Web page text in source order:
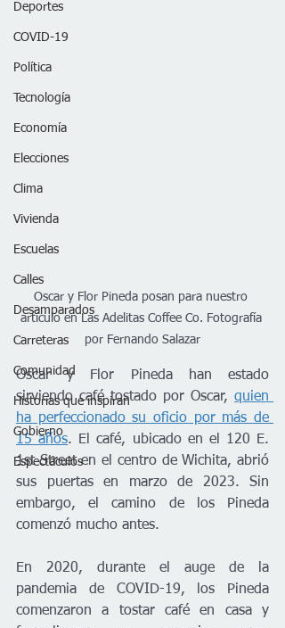
Deportes
COVID-19
Política
Tecnología
Economía
Elecciones
Clima
Vivienda
Escuelas
Calles
Desamparados
Carreteras
Comunidad
Historias que inspiran
Gobierno
Espectáculos
Oscar y Flor Pineda posan para nuestro
artículo en Las Adelitas Coffee Co. Fotografía
por Fernando Salazar
Oscar y Flor Pineda han estado
sirviendo café tostado por Oscar, quien
ha perfeccionado su oficio por más de
15 años. El café, ubicado en el 120 E.
1st Street en el centro de Wichita, abrió
sus puertas en marzo de 2023. Sin
embargo, el camino de los Pineda
comenzó mucho antes.
En 2020, durante el auge de la
pandemia de COVID-19, los Pineda
comenzaron a tostar café en casa y